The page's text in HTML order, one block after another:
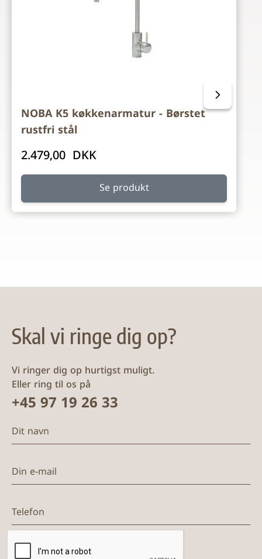
NOBA K5 køkkenarmatur - Børstet
rustfri stål
2.479,00 DKK
Se produkt
Skal vi ringe dig op?
Vi ringer dig op hurtigst muligt.
Eller ring til os på
+45 97 19 26 33